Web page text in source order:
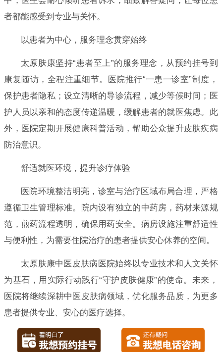
者都能感受到专业与关怀。
以患者为中心，服务理念贯穿始终
太原肤康坚持“患者至上”的服务理念，从预约挂号到
康复随访，全程注重细节。医院推行“一患一诊室”制度，
保护患者隐私；设立清晰的导诊流程，减少等候时间；医
护人员以亲和的态度传递温暖，缓解患者的就医焦虑。此
外，医院定期开展健康科普活动，帮助公众提升皮肤疾病
防治意识。
舒适就医环境，提升诊疗体验
医院环境整洁明亮，诊室与治疗区域布局合理，严格
遵循卫生管理标准。院内设有独立的中药房，药材来源规
范，煎药流程透明，确保用药安全。病房设施注重舒适性
与便利性，为需要住院治疗的患者提供安心休养的空间。
太原肤康中医皮肤病医院始终以专业技术和人文关怀
为基石，用实际行动践行“守护皮肤健康”的使命。未来，
医院将继续深耕中医皮肤病领域，优化服务品质，为更多
患者提供专业、安心的医疗选择。